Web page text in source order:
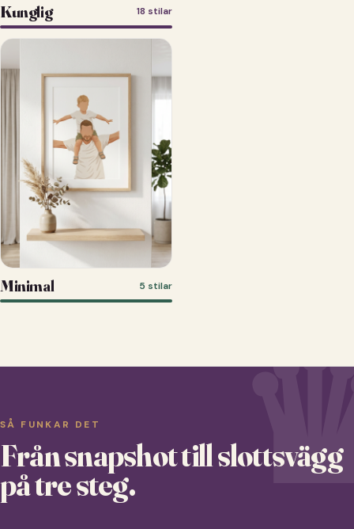
Kunglig 18 stilar
Minimal 5 stilar
SÅ FUNKAR DET
Från snapshot till slottsvägg
på tre steg.